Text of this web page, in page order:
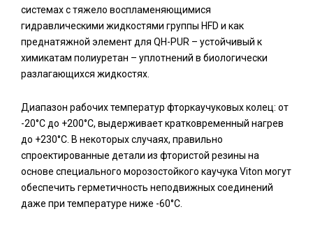
системах с тяжело воспламеняющимися
гидравлическими жидкостями группы HFD и как
преднатяжной элемент для QH-PUR – устойчивый к
химикатам полиуретан – уплотнений в биологически
разлагающихся жидкостях.
Диапазон рабочих температур фторкаучуковых колец: от
-20°С до +200°С, выдерживает кратковременный нагрев
до +230°С. В некоторых случаях, правильно
спроектированные детали из фтористой резины на
основе специального морозостойкого каучука Viton могут
обеспечить герметичность неподвижных соединений
даже при температуре ниже -60°С.